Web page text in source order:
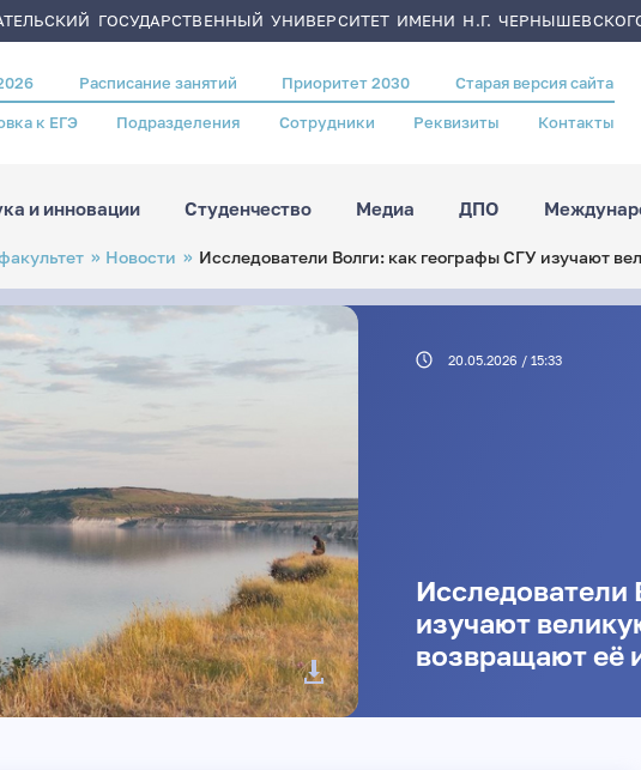
ГОСУДАРСТВЕННЫЙ УНИВЕРСИТЕТ ИМЕНИ Н.Г.
Расписание занятий Приоритет 2030 Старая версия сайта
к ЕГЭ Подразделения Сотрудники Реквизиты Контакты
и инновации Студенчество Медиа ДПО
Новости Исследователи Волги: как географы СГУ изучают
20.05.2026 / 15:33
Исследователи
изучают
возвращают её